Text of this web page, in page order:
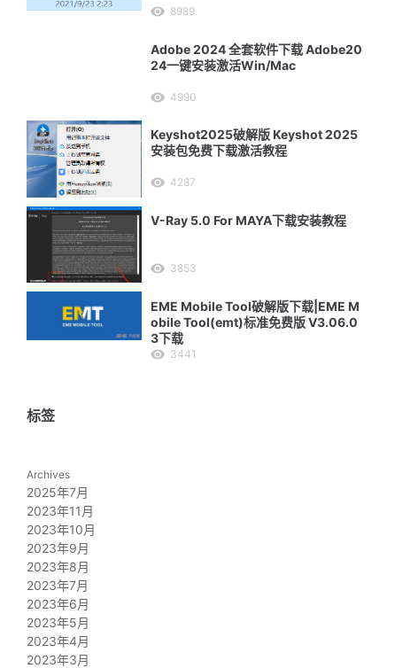
8989
Adobe 2024 全套软件下载 Adobe20
24一键安装激活Win/Mac
4990
Keyshot2025破解版 Keyshot 2025
安装包免费下载激活教程
4287
V-Ray 5.0 For MAYA下载安装教程
3853
EME Mobile Tool破解版下载|EME M
obile Tool(emt)标准免费版 V3.06.0
3下载
3441
标签
Archives
2025年7月
2023年11月
2023年10月
2023年9月
2023年8月
2023年7月
2023年6月
2023年5月
2023年4月
2023年3月